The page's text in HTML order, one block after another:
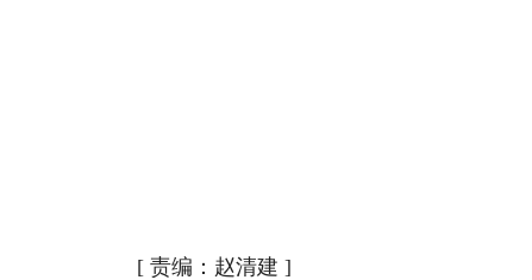
[ 责编：赵清建 ]